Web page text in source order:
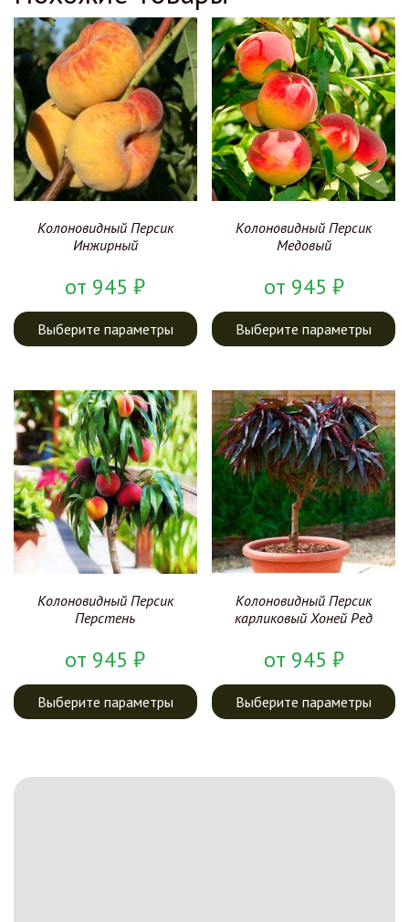
Колоновидный Персик
Инжирный
от 945₽
Выберите параметры
Колоновидный Персик
Медовый
от 945 ₽
Выберите параметры
Колоновидный Персик
Перстень
от 945₽
Выберите параметры
Колоновидный Персик
карликовый Хоней Ред
от 945 ₽
Выберите параметры